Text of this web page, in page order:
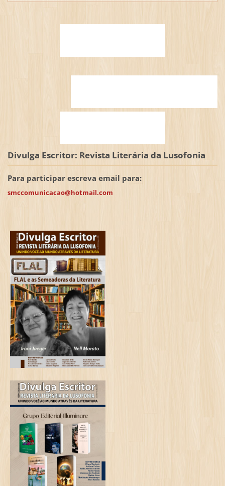
Divulga Escritor: Revista Literária da Lusofonia
Para participar escreva email para:
smccomunicacao@hotmail.com